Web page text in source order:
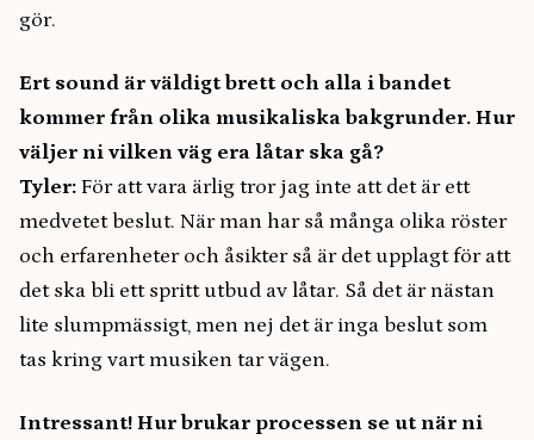
gör.
Ert sound är väldigt brett och alla i bandet
kommer från olika musikaliska bakgrunder. Hur
väljer ni vilken väg era låtar ska gå?
Tyler: För att vara ärlig tror jag inte att det är ett
medvetet beslut. När man har så många olika röster
och erfarenheter och åsikter så är det upplagt för att
det ska bli ett spritt utbud av låtar. Så det är nästan
lite slumpmässigt, men nej det är inga beslut som
tas kring vart musiken tar vägen.
Intressant! Hur brukar processen se ut när ni